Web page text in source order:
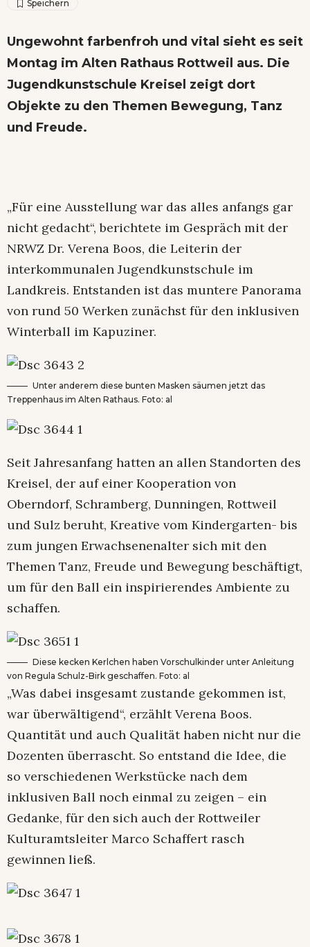
Ungewohnt farbenfroh und vital sieht es seit
Montag im Alten Rathaus Rottweil aus. Die
Jugendkunstschule Kreisel zeigt dort
Objekte zu den Themen Bewegung, Tanz
und Freude.
„Für eine Ausstellung war das alles anfangs gar
nicht gedacht“, berichtete im Gespräch mit der
NRWZ Dr. Verena Boos, die Leiterin der
interkommunalen Jugendkunstschule im
Landkreis. Entstanden ist das muntere Panorama
von rund 50 Werken zunächst für den inklusiven
Winterball im Kapuziner.
Unter anderem diese bunten Masken säumen jetzt das
Treppenhaus im Alten Rathaus. Foto: al
Seit Jahresanfang hatten an allen Standorten des
Kreisel, der auf einer Kooperation von
Oberndorf, Schramberg, Dunningen, Rottweil
und Sulz beruht, Kreative vom Kindergarten- bis
zum jungen Erwachsenenalter sich mit den
Themen Tanz, Freude und Bewegung beschäftigt,
um für den Ball ein inspirierendes Ambiente zu
schaffen.
Diese kecken Kerlchen haben Vorschulkinder unter Anleitung
von Regula Schulz-Birk geschaffen. Foto: al
„Was dabei insgesamt zustande gekommen ist,
war überwältigend“, erzählt Verena Boos.
Quantität und auch Qualität haben nicht nur die
Dozenten überrascht. So entstand die Idee, die
so verschiedenen Werkstücke nach dem
inklusiven Ball noch einmal zu zeigen – ein
Gedanke, für den sich auch der Rottweiler
Kulturamtsleiter Marco Schaffert rasch
gewinnen ließ.